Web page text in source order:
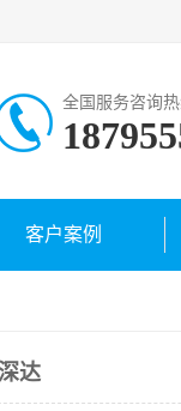
全国服务咨询
客户案例
达